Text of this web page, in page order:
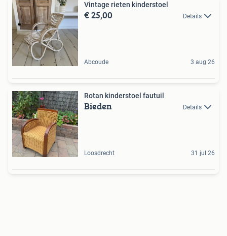
Vintage rieten kinderstoel
€ 25,00 Details
Abcoude 3 aug 26
Rotan kinderstoel fautuil
Bieden Details
Loosdrecht 31 jul 26